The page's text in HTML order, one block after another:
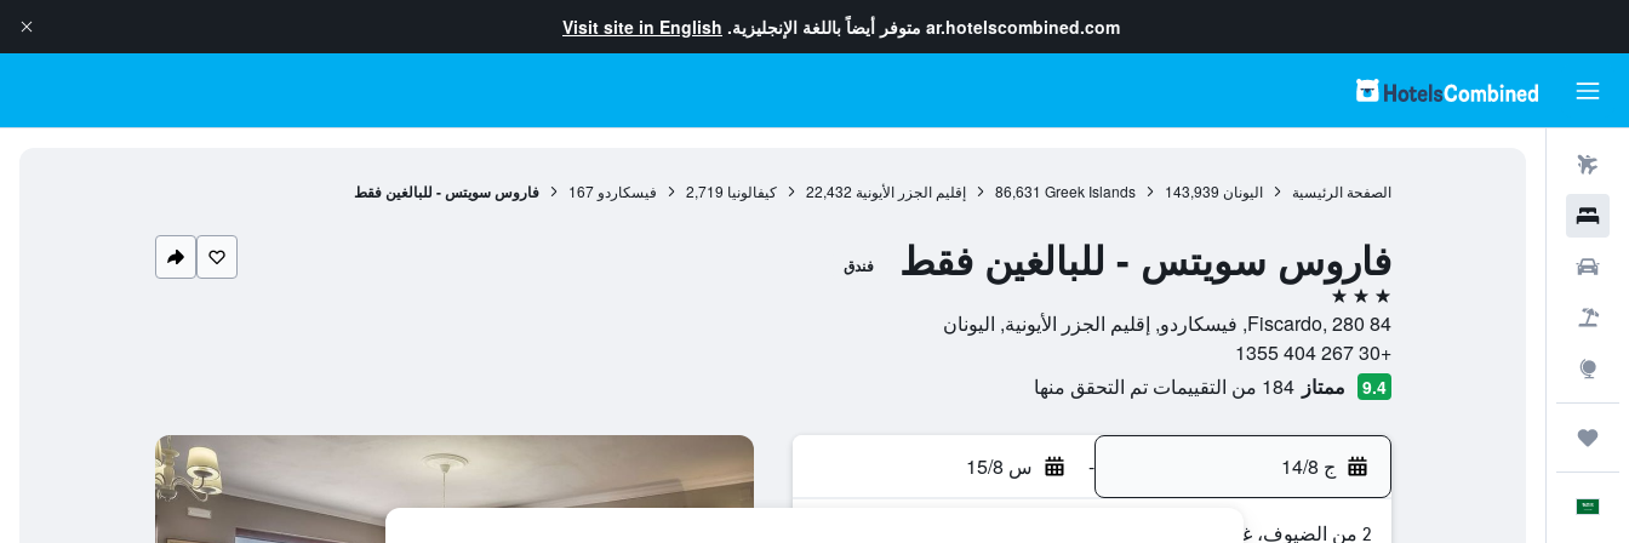
ar.hotelscombined.com متوفر أيضاً باللغة الإنجليزية. Visit site in English
الصفحة الرئيسية اليونان 143,939
Greek Islands
86,631 إقليم الجزر الأيونية 22,432 كيفالونيا 2,719 فيسكاردو 167 فاروس سويتس - للبالغين فقط
فاروس سويتس - للبالغين فقط فندق
3 نجوم
Fiscardo, 280 84, فيسكاردو, إقليم الجزر الأيونية, اليونان
+30 267 404 1355
9.4 ممتاز 184 من التقييمات تم التحقق منها
ج 14/8 - س 15/8
2 من الضيوف، غرفة واحدة